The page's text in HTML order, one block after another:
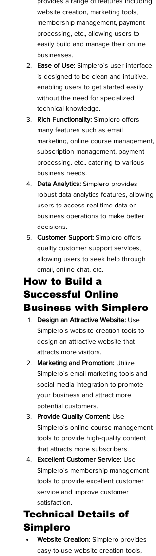
website creation, marketing tools,
membership management, payment
processing, etc., allowing users to
easily build and manage their online
businesses.
Ease of Use: Simplero's user interface
is designed to be clean and intuitive,
enabling users to get started easily
without the need for specialized
technical knowledge.
Rich Functionality: Simplero offers
many features such as email
marketing, online course management,
subscription management, payment
processing, etc., catering to various
business needs.
Data Analytics: Simplero provides
robust data analytics features, allowing
users to access real-time data on
business operations to make better
decisions.
Customer Support: Simplero offers
quality customer support services,
allowing users to seek help through
email, online chat, etc.
How to Build a
Successful Online
Business with Simplero
Design an Attractive Website: Use
Simplero's website creation tools to
design an attractive website that
attracts more visitors.
Marketing and Promotion: Utilize
Simplero's email marketing tools and
social media integration to promote
your business and attract more
potential customers.
Provide Quality Content: Use
Simplero's online course management
tools to provide high-quality content
that attracts more subscribers.
Excellent Customer Service: Use
Simplero's membership management
tools to provide excellent customer
service and improve customer
satisfaction.
Technical Details of
Simplero
Website Creation: Simplero provides
easy-to-use website creation tools,